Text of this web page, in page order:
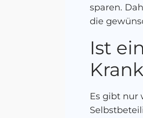
sparen.
die
Ist
Es gibt nur